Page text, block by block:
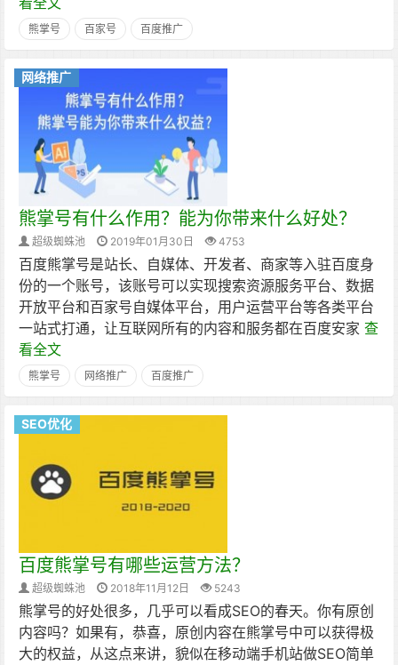
熊掌号 百家号 百度推广
网络推广
熊掌号有什么作用？能为你带来什么好处？
超级蜘蛛池 2019年01月30日 4753
百度熊掌号是站长、自媒体、开发者、商家等入驻百度身
份的一个账号，该账号可以实现搜索资源服务平台、数据
开放平台和百家号自媒体平台，用户运营平台等各类平台
一站式打通，让互联网所有的内容和服务都在百度安家 查
看全文
熊掌号 网络推广 百度推广
SEO优化
百度熊掌号有哪些运营方法？
超级蜘蛛池 2018年11月12日 5243
熊掌号的好处很多，几乎可以看成SEO的春天。你有原创
内容吗？如果有，恭喜，原创内容在熊掌号中可以获得极
大的权益，从这点来讲，貌似在移动端手机站做SEO简单